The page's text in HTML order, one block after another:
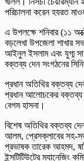
পরিচালনা করেন হযরত
এ উপলক্ষে শনিবার (১১
বড়লেখা উপজেলা শাখার
আইনুল ইসলাম এবং যুগ্ম
বক্তব্য দেন সংগঠনের
প্রধান অতিথির বক্তব্য
প্রধান আলোচকের বক্তব্য
বেগম হাসনা।
বিশেষ অতিথির বক্তব্য
আলম, প্রেসক্লাবের সহ-
প্রভাষক তারেক আহমদ,
ইন্সটিটিউটের ম্যানেজিং